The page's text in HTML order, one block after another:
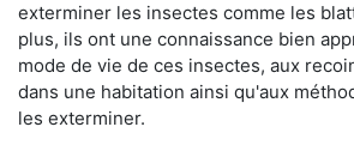
exterminer les insectes comme les
plus, ils ont une connaissance bien
mode de vie de ces insectes, aux
dans une habitation ainsi qu'aux
les exterminer.